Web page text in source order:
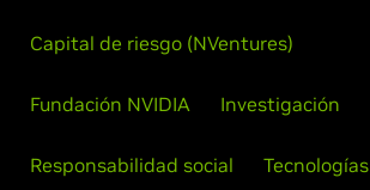
Capital de riesgo (NVentures)
Fundación NVIDIA Investigación
Responsabilidad social Tecnologías